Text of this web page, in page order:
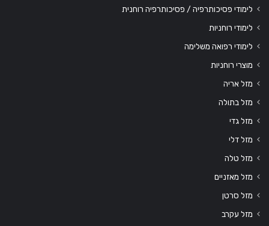
לימודי פסיכותרפיה / פסיכותרפיה רוחנית
לימודי רוחניות
לימודי רפואה משלימה
מוצרי רוחניות
מזל אריה
מזל בתולה
מזל גדי
מזל דלי
מזל טלה
מזל מאזניים
מזל סרטן
מזל עקרב